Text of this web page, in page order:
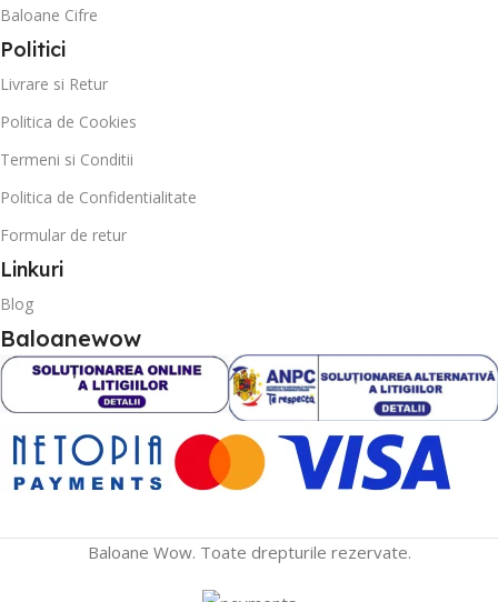
Baloane Cifre
Politici
Livrare si Retur
Politica de Cookies
Termeni si Conditii
Politica de Confidentialitate
Formular de retur
Linkuri
Blog
Baloanewow
Baloane Wow. Toate drepturile rezervate.